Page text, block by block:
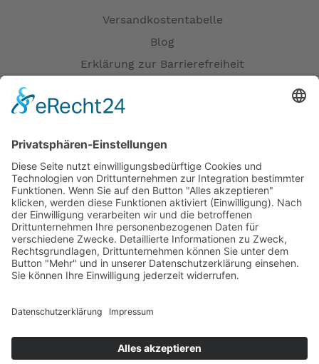
Versandkostentabelle
Blog
Erklärung zur Barrierefreiheit
Zahlung und Versand
Öffnungszeiten
Verfügbarkeit
Größenrechner (Umlaufmaß)
Datenschutz
Fernabsatz
Widerrufsrecht
Kontakt